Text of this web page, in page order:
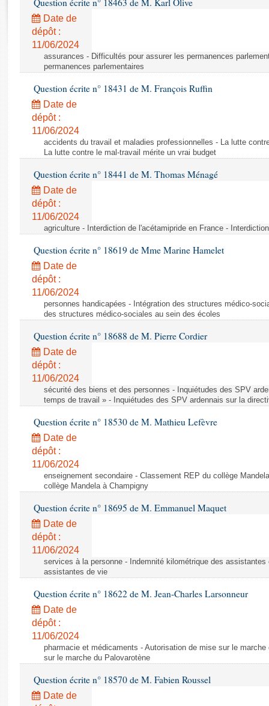
Rapports d'enquête
Rapports législatifs
Rapports sur l'application des lois
Baromètre de l’application des lois
Budget et sécurité sociale
Questions écrites et orales
Comptes rendus des débats
Question écrite n° 18463 de M. Karl Olive
Date de
dépôt :
11/06/2024
assurances - Difficultés pour assurer les permanences
permanences parlementaires
Question écrite n° 18431 de M. François Ruffin
Date de
dépôt :
11/06/2024
accidents du travail et maladies professionnelles - La lutte
La lutte contre le mal-travail mérite un vrai budget
Question écrite n° 18441 de M. Thomas Ménagé
Date de
dépôt :
11/06/2024
agriculture - Interdiction de l'acétamipride en France -
Question écrite n° 18619 de Mme Marine Hamelet
Date de
dépôt :
11/06/2024
personnes handicapées - Intégration des structures médico-
des structures médico-sociales au sein des écoles
Question écrite n° 18688 de M. Pierre Cordier
Date de
dépôt :
11/06/2024
sécurité des biens et des personnes - Inquiétudes des SPV
temps de travail » - Inquiétudes des SPV ardennais sur la
Question écrite n° 18530 de M. Mathieu Lefèvre
Date de
dépôt :
11/06/2024
enseignement secondaire - Classement REP du collège
collège Mandela à Champigny
Question écrite n° 18695 de M. Emmanuel Maquet
Date de
dépôt :
11/06/2024
services à la personne - Indemnité kilométrique des
assistantes de vie
Question écrite n° 18622 de M. Jean-Charles Larsonneur
Date de
dépôt :
11/06/2024
pharmacie et médicaments - Autorisation de mise sur le
sur le marche du Palovarotène
Question écrite n° 18570 de M. Fabien Roussel
Date de